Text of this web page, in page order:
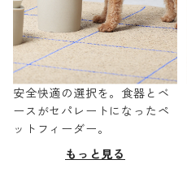
安全快適の選択を。食器とベ
ースがセパレートになったペ
ットフィーダー。
もっと見る